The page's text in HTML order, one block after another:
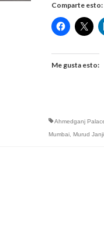
Comparte esto:
Me gusta esto:
Ahmedganj
Mumbai, Murud